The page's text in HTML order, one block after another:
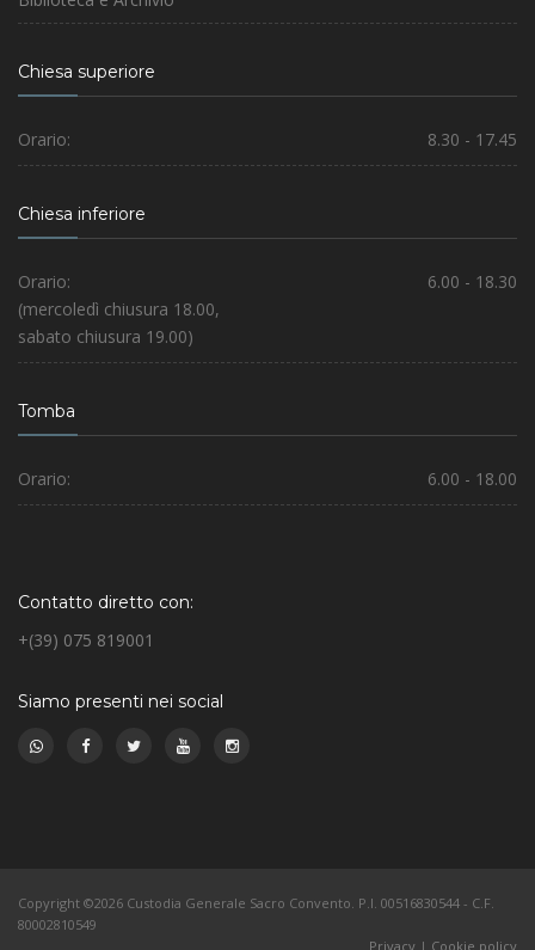
Chiesa superiore
Orario: 8.30 - 17.45
Chiesa inferiore
Orario:
6.00 - 18.30
(mercoledì chiusura 18.00,
sabato chiusura 19.00)
Tomba
Orario: 6.00 - 18.00
Contatto diretto con:
+(39) 075 819001
Siamo presenti nei social
Copyright ©2026 Custodia Generale Sacro Convento. P.I. 00516830544 - C.F.
80002810549
Privacy | Cookie policy